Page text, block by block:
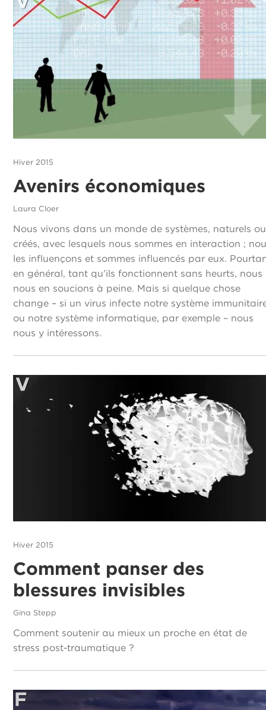
Hiver 2015
Avenirs économiques
Laura Cloer
Nous vivons dans un monde de systèmes, naturels ou
créés, avec lesquels nous sommes en interaction ;
les influençons et sommes influencés par eux.
en général, tant qu’ils fonctionnent sans heurts, nous
nous en soucions à peine. Mais si quelque chose
change – si un virus infecte notre système
ou notre système informatique, par exemple – nous
nous y intéressons.
Hiver 2015
Comment panser des
blessures invisibles
Gina Stepp
Comment soutenir au mieux un proche en état de
stress post-traumatique ?